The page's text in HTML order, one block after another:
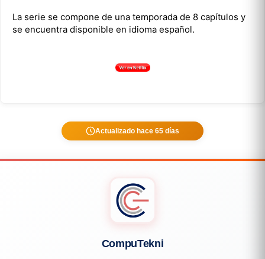
La serie se compone de una temporada de 8 capítulos y
se encuentra disponible en idioma español.
Actualizado hace 65 días
CompuTekni